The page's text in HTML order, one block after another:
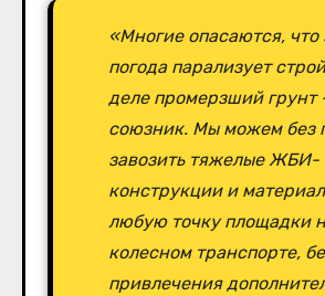
«Многие опасаются, что
погода парализует
деле промерзший грунт
союзник. Мы можем без
завозить тяжелые ЖБИ-
конструкции и
любую точку площадки
колесном транспорте,
привлечения